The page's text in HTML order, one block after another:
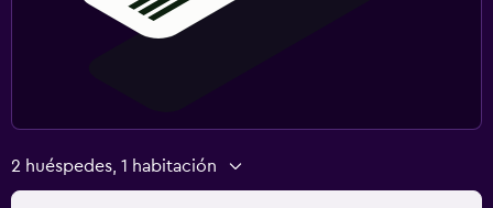
2 huéspedes, 1 habitación